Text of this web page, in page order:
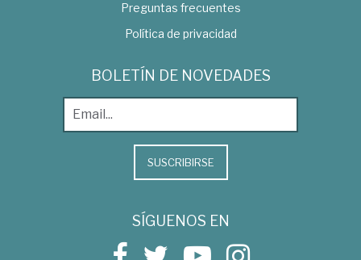
Preguntas frecuentes
Política de privacidad
BOLETÍN DE NOVEDADES
SUSCRIBIRSE
SÍGUENOS EN